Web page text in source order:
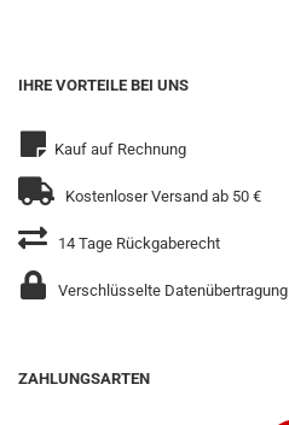
IHRE VORTEILE BEI UNS
Kauf auf Rechnung
Kostenloser Versand ab 50 €
14 Tage Rückgaberecht
Verschlüsselte Datenübertragung
ZAHLUNGSARTEN